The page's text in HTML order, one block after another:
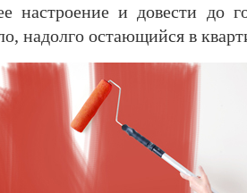
настроение и довести до
надолго остающийся в